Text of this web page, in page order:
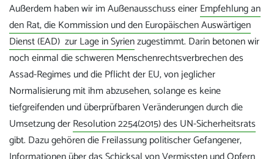
Außerdem haben wir im Außenausschuss einerEmpfehlung an
den Rat, die Kommission und den Europäischen Auswärtigen
Dienst (EAD) zur Lage in Syrienzugestimmt. Darin betonen wir
noch einmal die schweren Menschenrechtsverbrechen des
Assad-Regimes und die Pflicht der EU, von jeglicher
Normalisierung mit ihm abzusehen, solange es keine
tiefgreifenden und überprüfbaren Veränderungen durch die
Umsetzung derResolution 2254(2015) des UN-Sicherheitsrats
gibt. Dazu gehören die Freilassung politischer Gefangener,